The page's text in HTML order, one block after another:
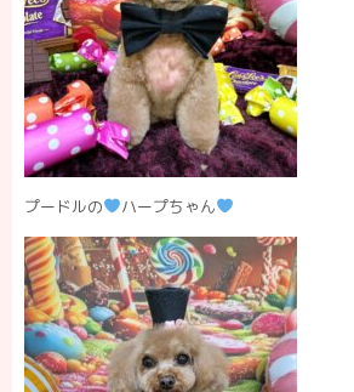
プードルの ハープちゃん